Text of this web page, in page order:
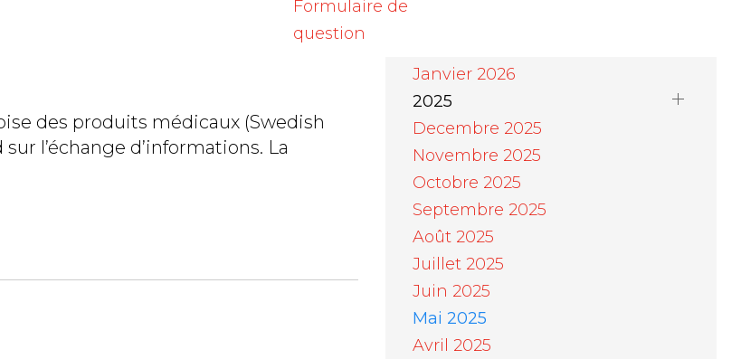
Formulaire de
question
produits thérapeutiques
des produits médicaux (Swedish
l’échange d’informations. La
Janvier 2026
2025
Decembre 2025
Novembre 2025
Octobre 2025
Septembre 2025
Août 2025
Juillet 2025
Juin 2025
Mai 2025
Avril 2025